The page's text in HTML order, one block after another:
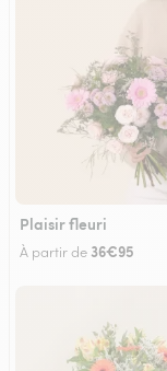
Plaisir fleuri
À partir de 36€95